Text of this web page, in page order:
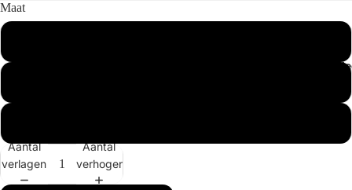
Maat
Aantal
verlagen
Aantal
verhogen